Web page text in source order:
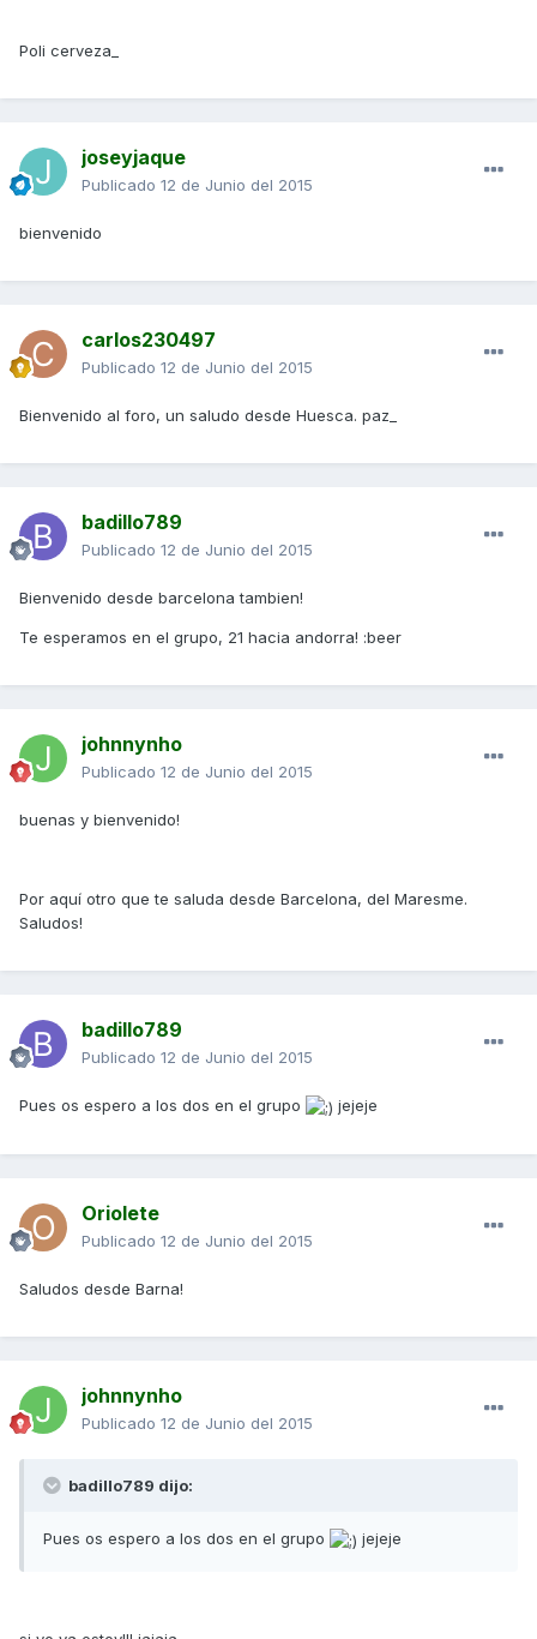
Poli cerveza_
joseyjaque
Publicado 12 de Junio del 2015
bienvenido
carlos230497
Publicado 12 de Junio del 2015
Bienvenido al foro, un saludo desde Huesca. paz_
badillo789
Publicado 12 de Junio del 2015
Bienvenido desde barcelona tambien!
Te esperamos en el grupo, 21 hacia andorra! :beer
johnnynho
Publicado 12 de Junio del 2015
buenas y bienvenido!
Por aquí otro que te saluda desde Barcelona, del Maresme.
Saludos!
badillo789
Publicado 12 de Junio del 2015
Pues os espero a los dos en el grupo jejeje
Oriolete
Publicado 12 de Junio del 2015
Saludos desde Barna!
johnnynho
Publicado 12 de Junio del 2015
badillo789 dijo:
Pues os espero a los dos en el grupo jejeje